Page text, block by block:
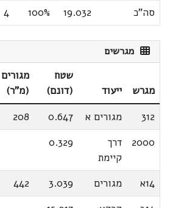
סה"כ
19.032
100%
4
מגרשים
מגרש ייעוד
שטח
(דונם)
מגורים
(מ"ר)
312
מגורים א 0.647
208
2000
דרך
קיימת
0.329
14א מגורים 3.039
442